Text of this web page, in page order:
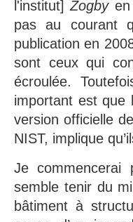
l'institut]Zogby
pas au courant
publication en
sont ceux qui
écroulée.
important est que
version officielle
NIST, implique
Je
semble tenir du
bâtiment à